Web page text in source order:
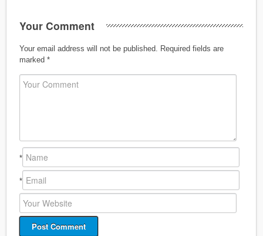
Your Comment
Your email address will not be published.
Required fields are
marked *
*
*